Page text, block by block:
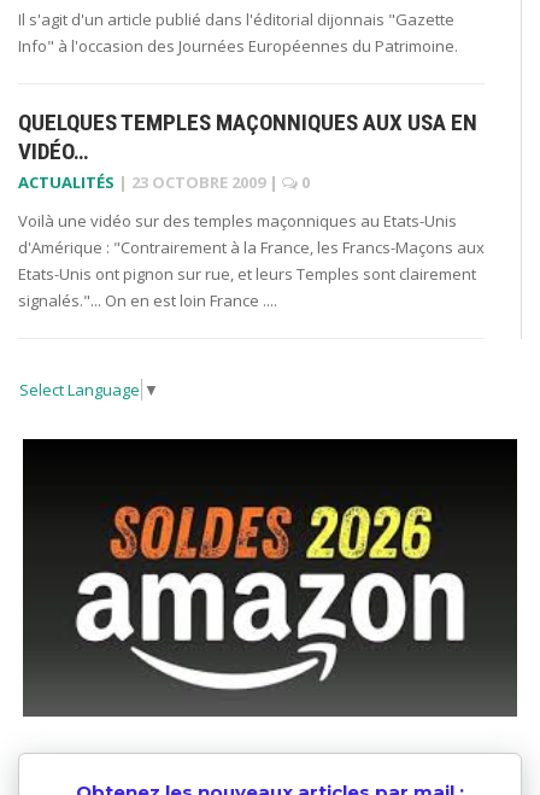
Il s'agit d'un article publié dans l'éditorial dijonnais "Gazette
Info" à l'occasion des Journées Européennes du Patrimoine.
QUELQUES TEMPLES MAÇONNIQUES AUX USA EN
VIDÉO…
ACTUALITÉS | 23 OCTOBRE 2009 |
0
Voilà une vidéo sur des temples maçonniques au Etats-Unis
d'Amérique : "Contrairement à la France, les Francs-Maçons aux
Etats-Unis ont pignon sur rue, et leurs Temples sont clairement
signalés."... On en est loin France ....
Select Language ▼